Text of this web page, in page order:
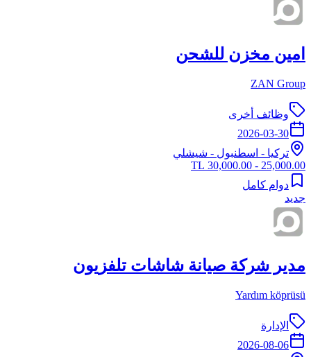
امين مخزن للشحن
ZAN Group
وظائف أخرى
2026-03-30
تركيا - اسطنبول - شيشلي
25,000.00 - 30,000.00 TL
دوام كامل
جديد
مدير شركة صيانة شاشات تلفزيون
Yardım köprüsü
الإدارة
2026-08-06